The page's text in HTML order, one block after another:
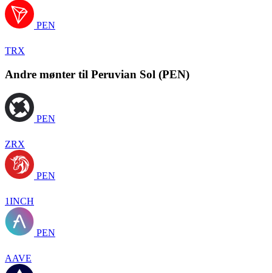
PEN
TRX
Andre mønter til Peruvian Sol (PEN)
PEN
ZRX
PEN
1INCH
PEN
AAVE